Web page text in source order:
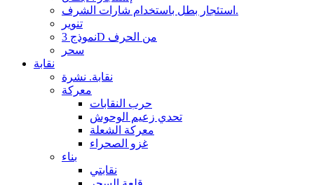
استئجار بطل باستخدام شارات الشرف.
تنوير
نموذج 3D من الحرف
سحر
نقابة
نقابة. نشرة
معركة
حرب النقابات
تحدي زعيم الوحوش
معركة الشعلة
غزو الصحراء
بناء
نقابتي